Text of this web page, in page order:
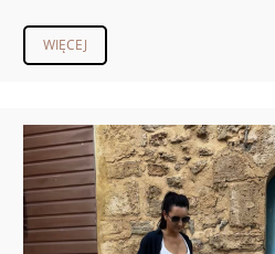
WIĘCEJ